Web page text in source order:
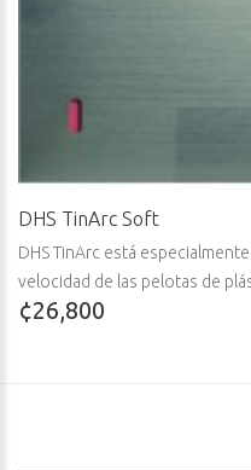
DHS TinArc Soft
DHS TinArc está
velocidad de las pelotas de
¢26,800